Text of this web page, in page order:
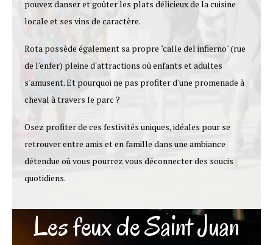
pouvez danser et goûter les plats délicieux de la cuisine
locale et ses vins de caractère.
Rota possède également sa propre "calle del infierno" (rue
de l'enfer) pleine d'attractions où enfants et adultes
s'amusent. Et pourquoi ne pas profiter d'une promenade à
cheval à travers le parc ?
Osez profiter de ces festivités uniques, idéales pour se
retrouver entre amis et en famille dans une ambiance
détendue où vous pourrez vous déconnecter des soucis
quotidiens.
Les feux de Saint Juan